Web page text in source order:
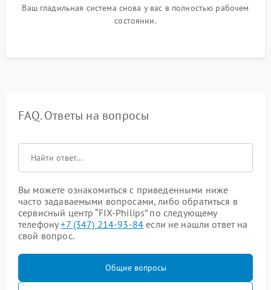
Ваш гладильная система снова у вас в полностью рабочем
состоянии.
FAQ. Ответы на вопросы
Вы можете ознакомиться с приведенными ниже
часто задаваемыми вопросами, либо обратиться в
сервисный центр “FIX-Philips” по следующему
телефону+7 (347) 214-93-84 если не нашли ответ на
свой вопрос.
Общие вопросы